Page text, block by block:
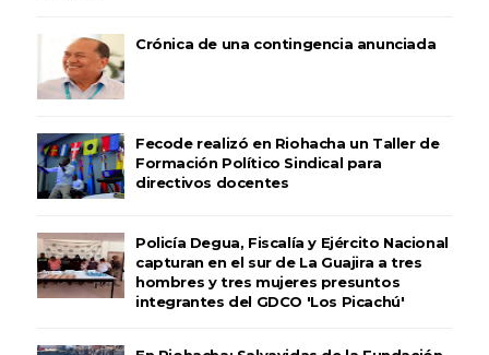
Crónica de una contingencia anunciada
Fecode realizó en Riohacha un Taller de
Formación Político Sindical para
directivos docentes
Policía Degua, Fiscalía y Ejército Nacional
capturan en el sur de La Guajira a tres
hombres y tres mujeres presuntos
integrantes del GDCO 'Los Picachú'